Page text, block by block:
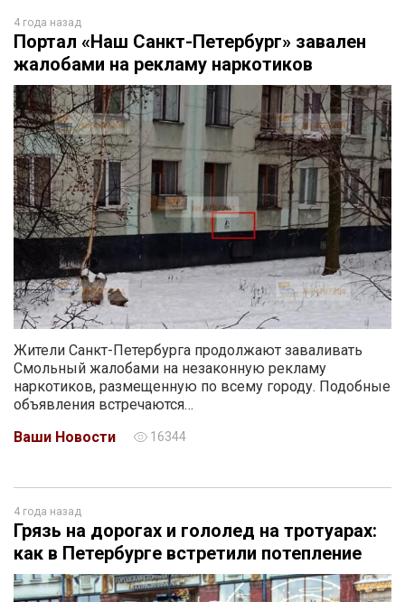
4 года назад
Портал «Наш Санкт-Петербург» завален
жалобами на рекламу наркотиков
Жители Санкт-Петербурга продолжают заваливать
Смольный жалобами на незаконную рекламу
наркотиков, размещенную по всему городу. Подобные
объявления встречаются…
Ваши Новости
16344
4 года назад
Грязь на дорогах и гололед на тротуарах:
как в Петербурге встретили потепление